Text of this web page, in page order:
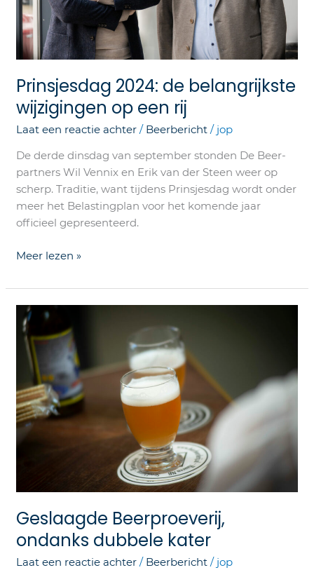
Prinsjesdag 2024: de belangrijkste
wijzigingen op een rij
Laat een reactie achter / Beerbericht / jop
De derde dinsdag van september stonden De Beer-
partners Wil Vennix en Erik van der Steen weer op
scherp. Traditie, want tijdens Prinsjesdag wordt onder
meer het Belastingplan voor het komende jaar
officieel gepresenteerd.
Meer lezen »
Geslaagde Beerproeverij,
ondanks dubbele kater
Laat een reactie achter / Beerbericht / jop
Geslaagde
Beerproeverij,
ondanks
dubbele
kater